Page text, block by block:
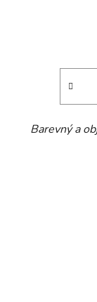
Barevný a